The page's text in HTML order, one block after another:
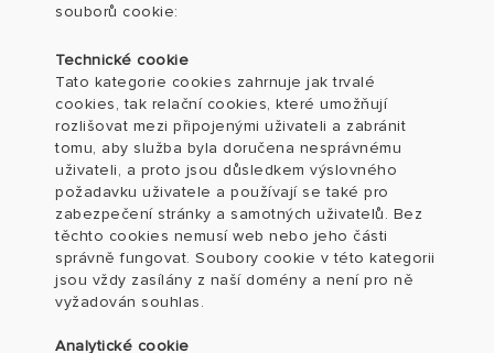
souborů cookie:
Technické cookie
Tato kategorie cookies zahrnuje jak trvalé
cookies, tak relační cookies, které umožňují
rozlišovat mezi připojenými uživateli a zabránit
tomu, aby služba byla doručena nesprávnému
uživateli, a proto jsou důsledkem výslovného
požadavku uživatele a používají se také pro
zabezpečení stránky a samotných uživatelů. Bez
těchto cookies nemusí web nebo jeho části
správně fungovat. Soubory cookie v této kategorii
jsou vždy zasílány z naší domény a není pro ně
vyžadován souhlas.
Analytické cookie